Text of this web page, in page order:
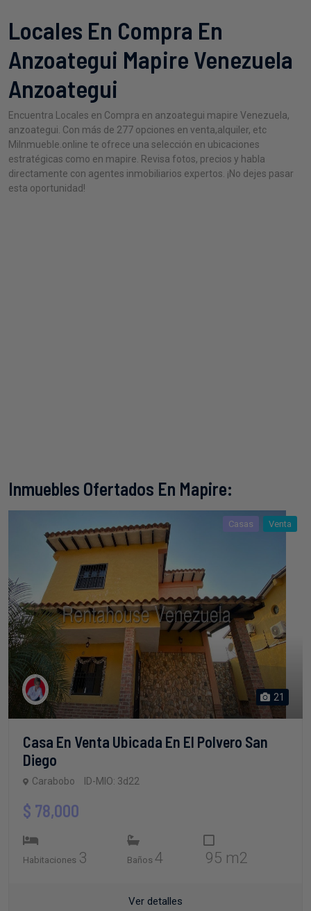
Locales En Compra En
Anzoategui Mapire Venezuela
Anzoategui
Encuentra Locales en Compra en anzoategui mapire Venezuela,
anzoategui. Con más de 277 opciones en venta,alquiler, etc
MiInmueble.online te ofrece una selección en ubicaciones
estratégicas como en mapire. Revisa fotos, precios y habla
directamente con agentes inmobiliarios expertos. ¡No dejes pasar
esta oportunidad!
Inmuebles Ofertados En Mapire:
Casas Venta
21
Casa En Venta Ubicada En El Polvero San
Diego
Carabobo ID-MIO: 3d22
$ 78,000
Habitaciones 3 Baños 4 95 m2
Ver detalles